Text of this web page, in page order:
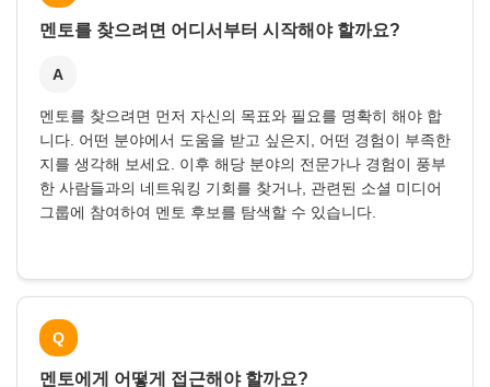
멘토를 찾으려면 어디서부터 시작해야 할까요?
A
멘토를 찾으려면 먼저 자신의 목표와 필요를 명확히 해야 합
니다. 어떤 분야에서 도움을 받고 싶은지, 어떤 경험이 부족한
지를 생각해 보세요. 이후 해당 분야의 전문가나 경험이 풍부
한 사람들과의 네트워킹 기회를 찾거나, 관련된 소셜 미디어
그룹에 참여하여 멘토 후보를 탐색할 수 있습니다.
Q
멘토에게 어떻게 접근해야 할까요?